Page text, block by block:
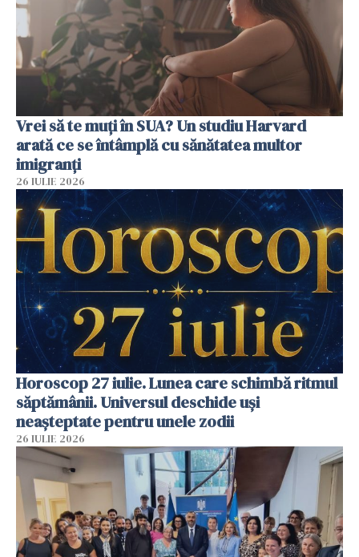
Vrei să te muți în SUA? Un studiu Harvard
arată ce se întâmplă cu sănătatea multor
imigranți
26 IULIE 2026
Horoscop 27 iulie. Lunea care schimbă ritmul
săptămânii. Universul deschide uși
neașteptate pentru unele zodii
26 IULIE 2026